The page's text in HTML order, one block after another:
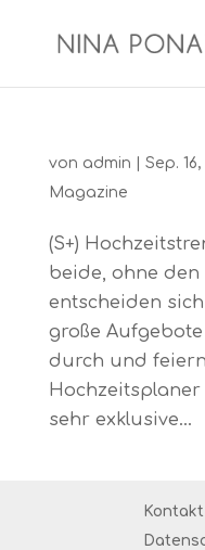
von admin Sep.
Magazine
(S+)
beide, ohne den
entscheiden
große
durch und
sehr exklusive...
Kontakt